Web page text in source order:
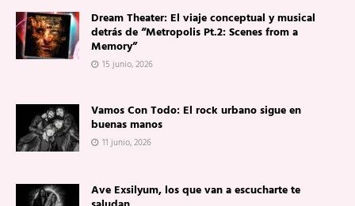
Dream Theater: El viaje conceptual y musical
detrás de “Metropolis Pt.2: Scenes from a
Memory”
15 junio, 2026
Vamos Con Todo: El rock urbano sigue en
buenas manos
11 junio, 2026
Ave Exsilyum, los que van a escucharte te